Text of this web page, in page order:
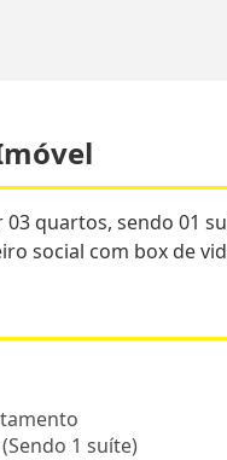
quartos, sendo 01
social com box de
1 suíte)